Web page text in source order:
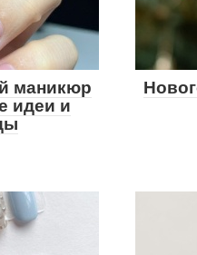
маникюр
идеи и